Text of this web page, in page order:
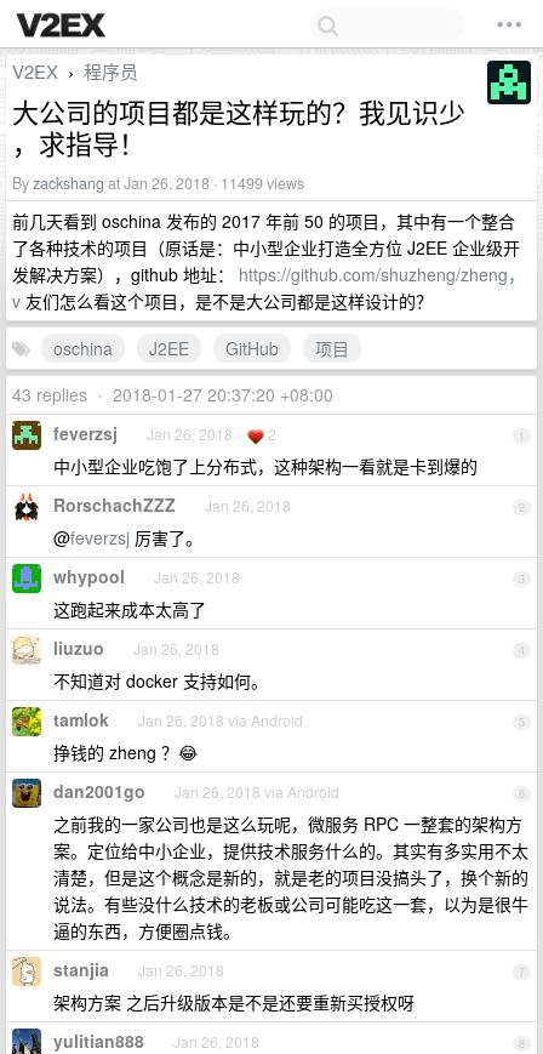
V2EX › 程序员
大公司的项目都是这样玩的？我见识少
，求指导！
Byzackshang at Jan 26, 2018 · 11499 views
前几天看到 oschina 发布的 2017 年前 50 的项目，其中有一个整合
了各种技术的项目（原话是：中小型企业打造全方位 J2EE 企业级开
发解决方案），github 地址： https://github.com/shuzheng/zheng，
v 友们怎么看这个项目，是不是大公司都是这样设计的？
oschina
J2EE GitHub
项目
43 replies • 2018-01-27 20:37:20 +08:00
1
feverzsj Jan 26, 2018 2
中小型企业吃饱了上分布式，这种架构一看就是卡到爆的
2
RorschachZZZ Jan 26, 2018
@feverzsj 厉害了。
3
whypool Jan 26, 2018
这跑起来成本太高了
4
liuzuo Jan 26, 2018
不知道对 docker 支持如何。
5
tamlok Jan 26, 2018 via Android
挣钱的 zheng ？😂
6
dan2001go Jan 26, 2018 via Android
之前我的一家公司也是这么玩呢，微服务 RPC 一整套的架构方
案。定位给中小企业，提供技术服务什么的。其实有多实用不太
清楚，但是这个概念是新的，就是老的项目没搞头了，换个新的
说法。有些没什么技术的老板或公司可能吃这一套，以为是很牛
逼的东西，方便圈点钱。
7
stanjia Jan 26, 2018
架构方案 之后升级版本是不是还要重新买授权呀
8
yulitian888 Jan 26, 2018